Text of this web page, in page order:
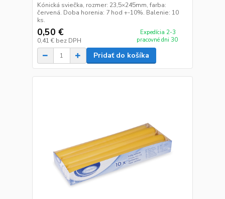
Kónická sviečka, rozmer: 23,5×245mm, farba:
červená. Doba horenia: 7 hod +-10%. Balenie: 10
ks.
0,50 €
0,41 € bez DPH
Expedícia 2-3
pracovné dni 30
Pridať do košíka